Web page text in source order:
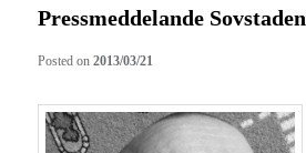
Pressmeddelande Sovstaden
Posted on2013/03/21